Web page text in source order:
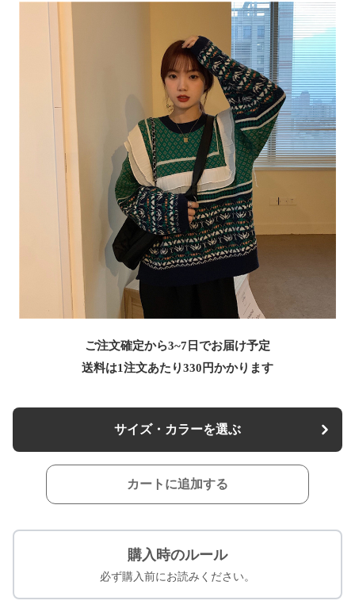
ご注文確定から3~7日でお届け予定
送料は1注文あたり330 円かかります
サイズ・カラーを選ぶ
カートに追加する
購入時のルール
必ず購入前にお読みください。